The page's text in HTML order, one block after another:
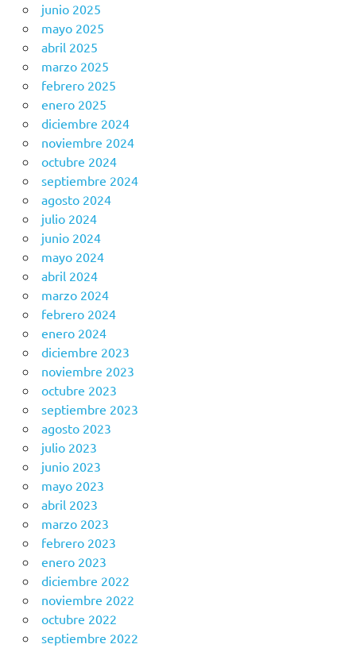
junio 2025
mayo 2025
abril 2025
marzo 2025
febrero 2025
enero 2025
diciembre 2024
noviembre 2024
octubre 2024
septiembre 2024
agosto 2024
julio 2024
junio 2024
mayo 2024
abril 2024
marzo 2024
febrero 2024
enero 2024
diciembre 2023
noviembre 2023
octubre 2023
septiembre 2023
agosto 2023
julio 2023
junio 2023
mayo 2023
abril 2023
marzo 2023
febrero 2023
enero 2023
diciembre 2022
noviembre 2022
octubre 2022
septiembre 2022